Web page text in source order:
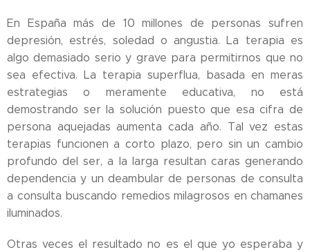
En España más de 10 millones de personas sufren
depresión, estrés, soledad o angustia. La terapia es
algo demasiado serio y grave para permitirnos que no
sea efectiva. La terapia superflua, basada en meras
estrategias o meramente educativa, no está
demostrando ser la solución puesto que esa cifra de
persona aquejadas aumenta cada año. Tal vez estas
terapias funcionen a corto plazo, pero sin un cambio
profundo del ser, a la larga resultan caras generando
dependencia y un deambular de personas de consulta
a consulta buscando remedios milagrosos en chamanes
iluminados.
Otras veces el resultado no es el que yo esperaba y